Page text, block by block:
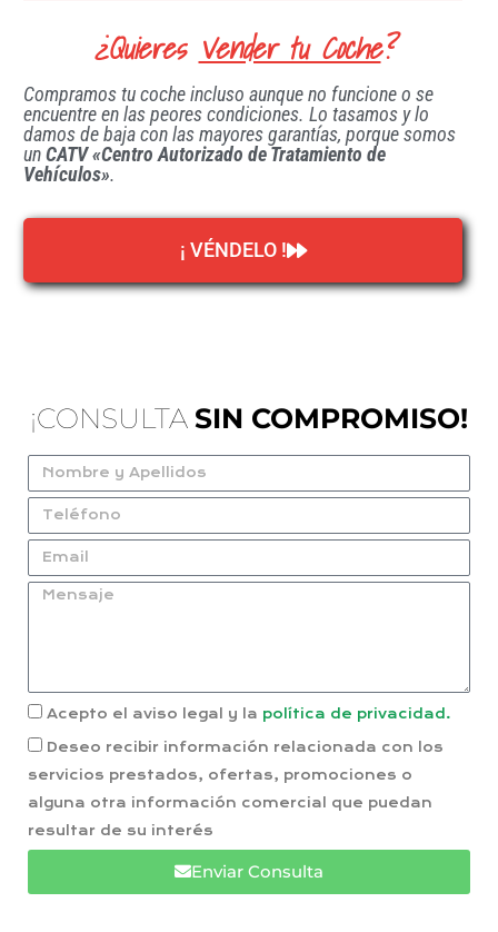
¿Quieres Vender tu Coche?
Compramos tu coche incluso aunque no funcione o se
encuentre en las peores condiciones. Lo tasamos y lo
damos de baja con las mayores garantías, porque somos
unCATV «Centro Autorizado de Tratamiento de
Vehículos».
¡ VÉNDELO !
¡CONSULTA SIN COMPROMISO!
Acepto el aviso legal y la política de privacidad.
Deseo recibir información relacionada con los
servicios prestados, ofertas, promociones o
alguna otra información comercial que puedan
resultar de su interés
Enviar Consulta